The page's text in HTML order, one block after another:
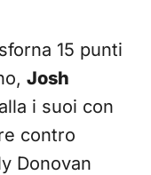
sforna 15 punti
Josh
i suoi con
contro
Donovan